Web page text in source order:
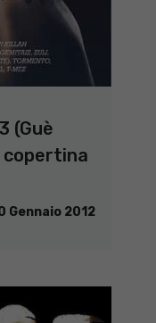
(Guè
copertina
Gennaio 2012